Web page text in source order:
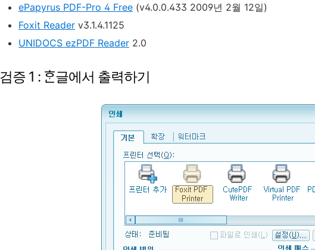
ePapyrus PDF-Pro 4 Free (v4.0.0.433 2009년 2월 12일)
Foxit Reader v3.1.4.1125
UNIDOCS ezPDF Reader 2.0
검증 1 : ᄒᆞᆫ글에서 출력하기